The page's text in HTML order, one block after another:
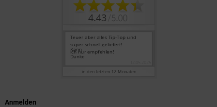
Anmelden